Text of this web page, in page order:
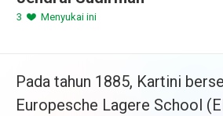
3 Menyukai ini
Pada tahun 1885, Kartini
Europesche Lagere School